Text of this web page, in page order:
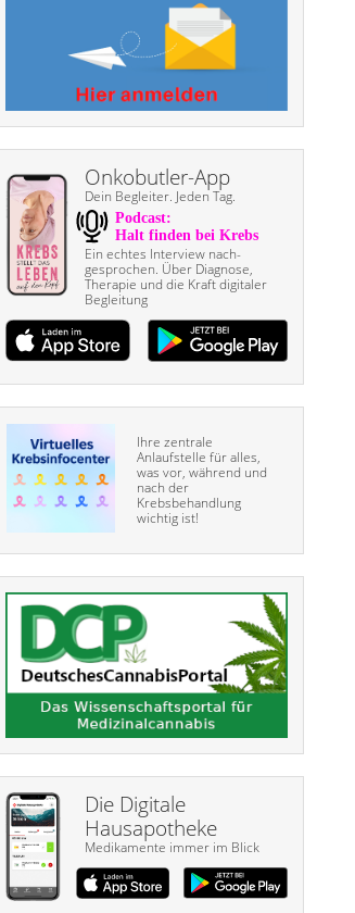
Onkobutler-App
Dein Begleiter. Jeden Tag.
Ein echtes Interview nach­
gesprochen. Über Diagnose,
Therapie und die Kraft digitaler
Begleitung
Ihre zentrale
Anlaufstelle für alles,
was vor, während und
nach der
Krebsbehandlung
wichtig ist!
Die Digitale
Hausapotheke
Medikamente immer im Blick